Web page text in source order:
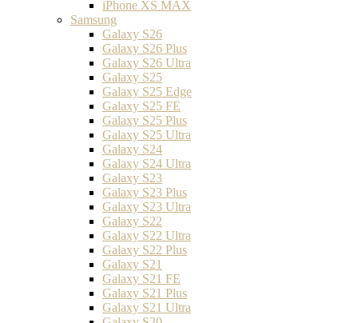
iPhone XS MAX
Samsung
Galaxy S26
Galaxy S26 Plus
Galaxy S26 Ultra
Galaxy S25
Galaxy S25 Edge
Galaxy S25 FE
Galaxy S25 Plus
Galaxy S25 Ultra
Galaxy S24
Galaxy S24 Ultra
Galaxy S23
Galaxy S23 Plus
Galaxy S23 Ultra
Galaxy S22
Galaxy S22 Ultra
Galaxy S22 Plus
Galaxy S21
Galaxy S21 FE
Galaxy S21 Plus
Galaxy S21 Ultra